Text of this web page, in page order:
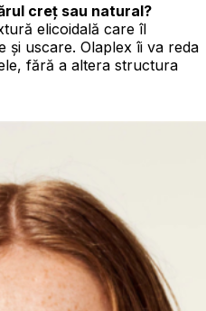
creț sau natural?
elicoidală care îl
și uscare. Olaplex îi va reda
fără a altera structura